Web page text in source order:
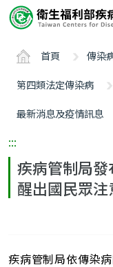
要
ALT+C
首頁 傳染
第四類法定傳染病
最新消息及疫情訊息
:::
疾病管制局
醒出國民眾
疾病管制局依傳染